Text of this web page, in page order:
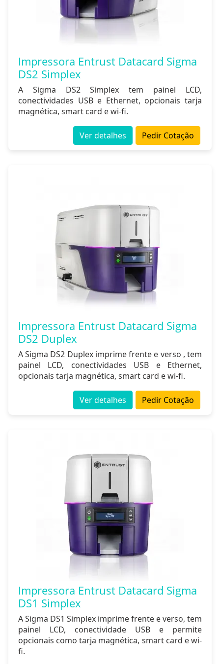
Impressora Entrust Datacard Sigma
DS2 Simplex
A Sigma DS2 Simplex tem painel LCD,
conectividades USB e Ethernet, opcionais tarja
magnética, smart card e wi-fi.
Pedir Cotação
Ver detalhes
Impressora Entrust Datacard Sigma
DS2 Duplex
A Sigma DS2 Duplex imprime frente e verso , tem
painel LCD, conectividades USB e Ethernet,
opcionais tarja magnética, smart card e wi-fi.
Pedir Cotação
Ver detalhes
Impressora Entrust Datacard Sigma
DS1 Simplex
A Sigma DS1 Simplex imprime frente e verso, tem
painel LCD, conectividade USB e permite
opcionais como tarja magnética, smart card e wi-
fi.